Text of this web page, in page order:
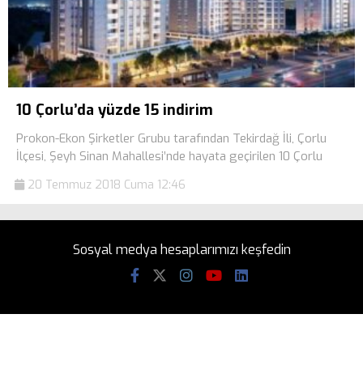
10 Çorlu’da yüzde 15 indirim
Prokon-Ekon Şirketler Grubu tarafından Tekirdağ İli, Çorlu
İlçesi, Şeyh Sinan Mahallesi’nde hayata geçirilen 10 Çorlu
20 Temmuz 2018 Cuma 12:46
Sosyal medya hesaplarımızı keşfedin